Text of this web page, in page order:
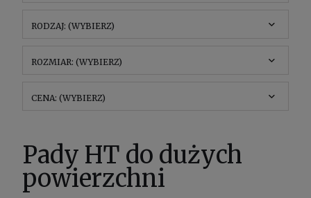
RODZAJ: (WYBIERZ)
ROZMIAR: (WYBIERZ)
CENA: (WYBIERZ)
Pady HT do dużych
powierzchni